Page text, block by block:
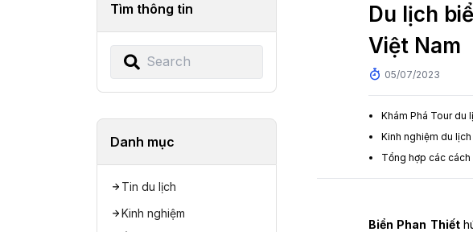
Tìm thông tin
Danh mục
Tin du lịch
Kinh nghiệm
Du lịch
Việt Nam
05/07/2023
Khám Phá Tour du
Kinh nghiệm du
Tổng hợp các cách
Biển Phan Thiết